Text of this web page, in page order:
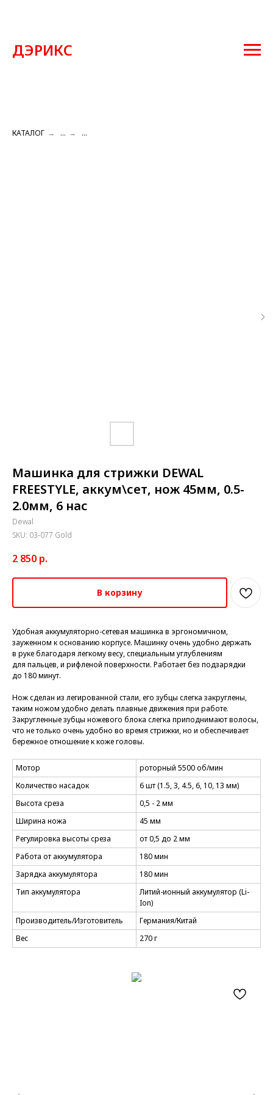
ДЭРИКС
КАТАЛОГ → ... → ...
Машинка для стрижки DEWAL
FREESTYLE, аккум\сет, нож 45мм, 0.5-
2.0мм, 6 нас
Dewal
SKU: 03-077 Gold
2 850 р.
В корзину
Удобная аккумуляторно-сетевая машинка в эргономичном,
зауженном к основанию корпусе. Машинку очень удобно держать
в руке благодаря легкому весу, специальным углублениям
для пальцев, и рифленой поверхности. Работает без подзарядки
до 180 минут.
Нож сделан из легированной стали, его зубцы слегка закруглены,
таким ножом удобно делать плавные движения при работе.
Закругленные зубцы ножевого блока слегка приподнимают волосы,
что не только очень удобно во время стрижки, но и обеспечивает
бережное отношение к коже головы.
Мотор
роторный 5500 об/мин
Количество насадок
6 шт (1.5, 3, 4.5, 6, 10, 13 мм)
Высота среза
0,5 - 2 мм
Ширина ножа
45 мм
Регулировка высоты среза
от 0,5 до 2 мм
Работа от аккумулятора
180 мин
Зарядка аккумулятора
180 мин
Тип аккумулятора
Литий-ионный аккумулятор (Li-
Ion)
Производитель/Изготовитель
Германия/Китай
Вес
270 г